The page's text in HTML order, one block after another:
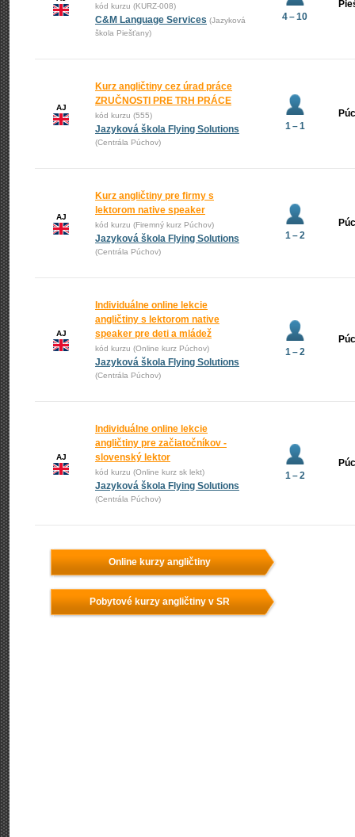
kód kurzu (KURZ-008)
C&M Language Services (Jazyková
škola Piešťany)
4 – 10
AJ
Kurz angličtiny cez úrad práce
ZRUČNOSTI PRE TRH PRÁCE
kód kurzu (555)
Jazyková škola Flying Solutions
(Centrála Púchov)
1 – 1
AJ
Kurz angličtiny pre firmy s
lektorom native speaker
kód kurzu (Firemný kurz Púchov)
Jazyková škola Flying Solutions
(Centrála Púchov)
1 – 2
AJ
Individuálne online lekcie
angličtiny s lektorom native
speaker pre deti a mládež
kód kurzu (Online kurz Púchov)
Jazyková škola Flying Solutions
(Centrála Púchov)
1 – 2
AJ
Individuálne online lekcie
angličtiny pre začiatočníkov -
slovenský lektor
kód kurzu (Online kurz sk lekt)
Jazyková škola Flying Solutions
(Centrála Púchov)
1 – 2
Online kurzy angličtiny
Pobytové kurzy angličtiny v SR